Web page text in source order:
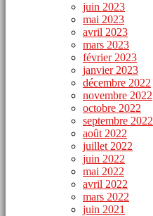
juin 2023
mai 2023
avril 2023
mars 2023
février 2023
janvier 2023
décembre 2022
novembre 2022
octobre 2022
septembre 2022
août 2022
juillet 2022
juin 2022
mai 2022
avril 2022
mars 2022
juin 2021